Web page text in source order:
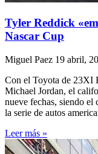
Tyler Reddick
Nascar Cup
Miguel Paez 19 abril,
Con el Toyota de 23XI
Michael Jordan, el
nueve fechas, siendo el
la serie de autos
Leer más »